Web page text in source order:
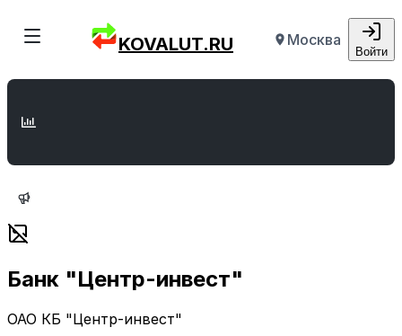
KOVALUT.RU Москва
Войти
Банк "Центр-инвест"
ОАО КБ "Центр-инвест"